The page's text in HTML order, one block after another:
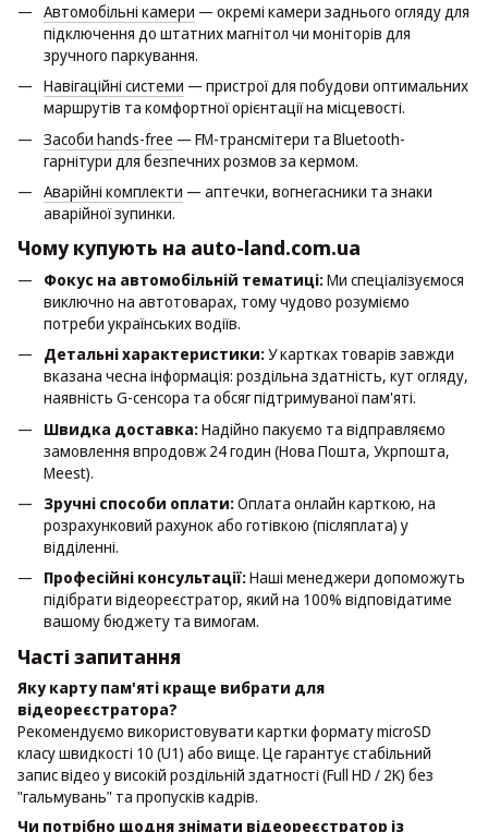
Автомобільні камери — окремі камери заднього огляду для
підключення до штатних магнітол чи моніторів для
зручного паркування.
Навігаційні системи — пристрої для побудови оптимальних
маршрутів та комфортної орієнтації на місцевості.
Засоби hands-free — FM-трансмітери та Bluetooth-
гарнітури для безпечних розмов за кермом.
Аварійні комплекти — аптечки, вогнегасники та знаки
аварійної зупинки.
Чому купують на auto-land.com.ua
Фокус на автомобільній тематиці:Ми спеціалізуємося
виключно на автотоварах, тому чудово розуміємо
потреби українських водіїв.
Детальні характеристики:У картках товарів завжди
вказана чесна інформація: роздільна здатність, кут огляду,
наявність G-сенсора та обсяг підтримуваної пам'яті.
Швидка доставка:Надійно пакуємо та відправляємо
замовлення впродовж 24 годин (Нова Пошта, Укрпошта,
Meest).
Зручні способи оплати:Оплата онлайн карткою, на
розрахунковий рахунок або готівкою (післяплата) у
відділенні.
Професійні консультації:Наші менеджери допоможуть
підібрати відеореєстратор, який на 100% відповідатиме
вашому бюджету та вимогам.
Часті запитання
Яку карту пам'яті краще вибрати для
відеореєстратора?
Рекомендуємо використовувати картки формату microSD
класу швидкості 10 (U1) або вище. Це гарантує стабільний
запис відео у високій роздільній здатності (Full HD / 2K) без
"гальмувань" та пропусків кадрів.
Чи потрібно щодня знімати відеореєстратор із